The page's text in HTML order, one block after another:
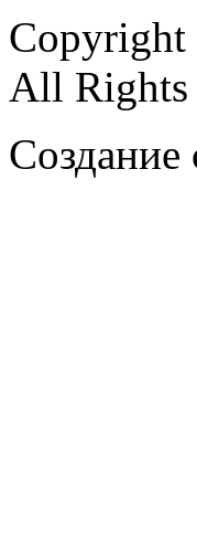
Copyright
All Rights
Создание